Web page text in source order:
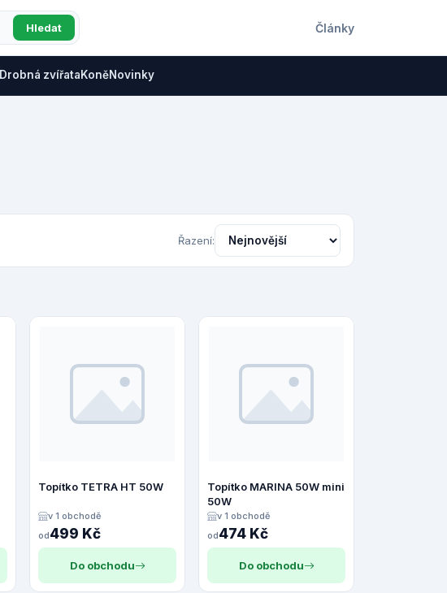
Hledat Články
Drobná zvířataKoněNovinky
Řazení:
Topítko TETRA HT 50W
v 1 obchodě
od499 Kč
Do obchodu
Topítko MARINA 50W mini
50W
v 1 obchodě
od474 Kč
Do obchodu